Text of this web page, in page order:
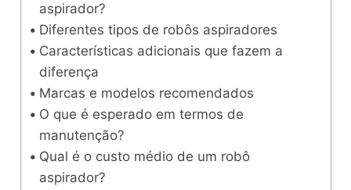
aspirador?
Diferentes tipos de robôs aspiradores
Características adicionais que fazem a
diferença
Marcas e modelos recomendados
O que é esperado em termos de
manutenção?
Qual é o custo médio de um robô
aspirador?